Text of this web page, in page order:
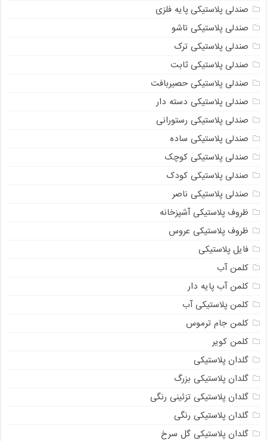
صندلی پلاستیکی پایه فلزی
صندلی پلاستیکی تاشو
صندلی پلاستیکی ترک
صندلی پلاستیکی ثابت
صندلی پلاستیکی حصیربافت
صندلی پلاستیکی دسته دار
صندلی پلاستیکی رستورانی
صندلی پلاستیکی ساده
صندلی پلاستیکی کوچک
صندلی پلاستیکی کودک
صندلی پلاستیکی ناصر
ظروف پلاستیکی آشپزخانه
ظروف پلاستیکی عروس
فایل پلاستیکی
کلمن آب
کلمن آب پایه دار
کلمن پلاستیکی آب
کلمن جام ترموس
کلمن کویر
گلدان پلاستیکی
گلدان پلاستیکی بزرگ
گلدان پلاستیکی تزئینی رنگی
گلدان پلاستیکی رنگی
گلدان پلاستیکی گل سرخ